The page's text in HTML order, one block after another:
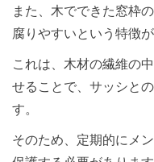
また、木でできた窓枠
腐りやすいという特徴が
これは、木材の繊維の
せることで、サッシと
す。
そのため、定期的にメ